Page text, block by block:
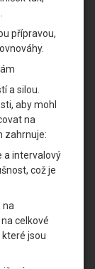
přípravou,
a silou.
aby mohl
na
zahrnuje:
a intervalový
což je
na
celkové
jsou